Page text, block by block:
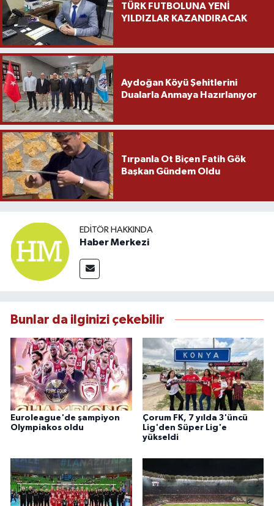
TÜRK FUTBOLUNA YENİ
YILDIZLAR KAZANDIRACAK
Aydoğan Köyü Şehitlerini
Dualarla Anmaya Hazırlanıyor
Tırpanla Ot Biçen Fatih Gök
Başkan Gündem Oldu
EDITÖR HAKKINDA
Haber Merkezi
Bunlar da ilginizi çekebilir
Euroleague'de şampiyon
Olympiakos oldu
Çorum FK, 7 yılda 3'üncü
Lig'den Süper Lig'e
yükseldi